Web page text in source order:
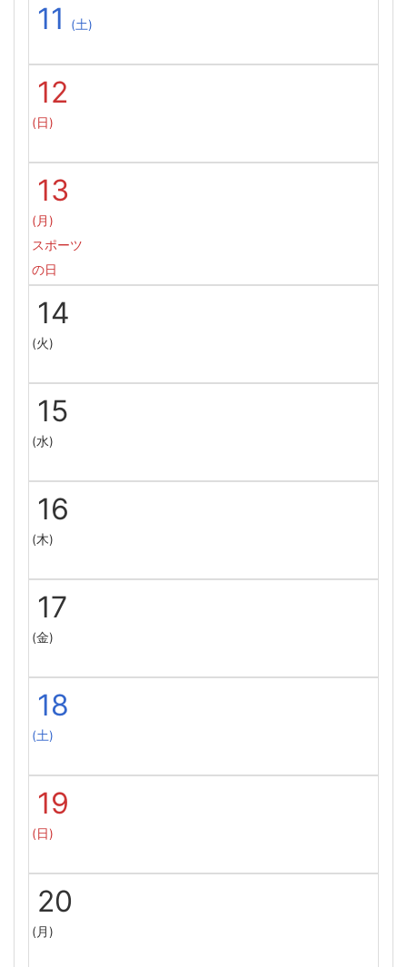
11 (土)
12
(日)
13
(月)
スポーツ
の日
14
(火)
15
(水)
16
(木)
17
(金)
18
(土)
19
(日)
20
(月)